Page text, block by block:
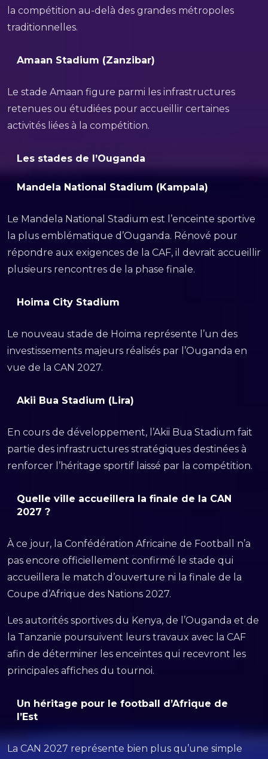
la compétition au-delà des grandes métropoles
traditionnelles.
Amaan Stadium (Zanzibar)
Le stade Amaan figure parmi les infrastructures
retenues ou étudiées pour accueillir certaines
activités liées à la compétition.
Les stades de l’Ouganda
Mandela National Stadium (Kampala)
Le Mandela National Stadium est l’enceinte sportive
la plus emblématique d’Ouganda. Rénové pour
répondre aux exigences de la CAF, il devrait accueillir
plusieurs rencontres de la phase finale.
Hoima City Stadium
Le nouveau stade de Hoima représente l’un des
investissements majeurs réalisés par l’Ouganda en
vue de la CAN 2027.
Akii Bua Stadium (Lira)
En cours de développement, l’Akii Bua Stadium fait
partie des infrastructures stratégiques destinées à
renforcer l’héritage sportif laissé par la compétition.
Quelle ville accueillera la finale de la CAN
2027 ?
À ce jour, la Confédération Africaine de Football n’a
pas encore officiellement confirmé le stade qui
accueillera le match d’ouverture ni la finale de la
Coupe d’Afrique des Nations 2027.
Les autorités sportives du Kenya, de l’Ouganda et de
la Tanzanie poursuivent leurs travaux avec la CAF
afin de déterminer les enceintes qui recevront les
principales affiches du tournoi.
Un héritage pour le football d’Afrique de
l’Est
La CAN 2027 représente bien plus qu’une simple